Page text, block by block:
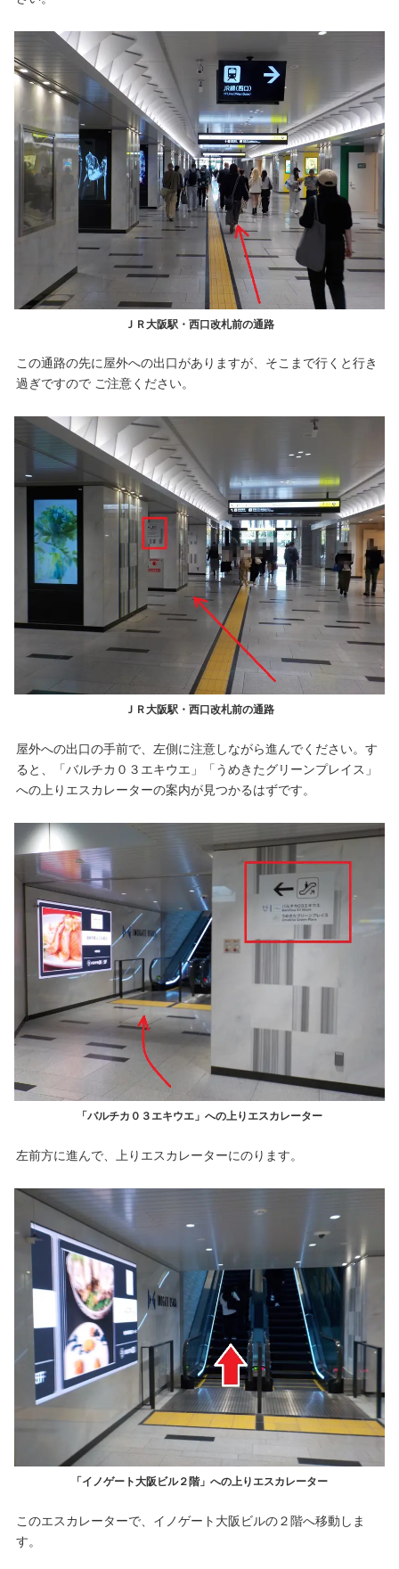
ＪＲ大阪駅・西口改札前の通路
この通路の先に屋外への出口がありますが、そこまで行くと行き
過ぎですので ご注意ください。
ＪＲ大阪駅・西口改札前の通路
屋外への出口の手前で、左側に注意しながら進んでください。す
ると、「バルチカ０３エキウエ」「うめきたグリーンプレイス」
への上りエスカレーターの案内が見つかるはずです。
「バルチカ０３エキウエ」への上りエスカレーター
左前方に進んで、上りエスカレーターにのります。
「イノゲート大阪ビル２階」への上りエスカレーター
このエスカレーターで、イノゲート大阪ビルの２階へ移動しま
す。